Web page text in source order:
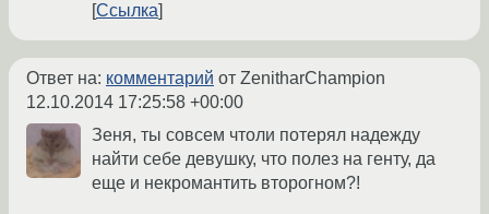
Ссылка
Ответ на: комментарий от ZenitharChampion
12.10.2014 17:25:58 +00:00
Зеня, ты совсем чтоли потерял надежду
найти себе девушку, что полез на генту, да
еще и некромантить второгном?!